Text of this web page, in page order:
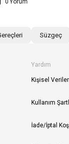
0
Süzgeç
Yardım
Kişisel
Kullanım
İade/İptal